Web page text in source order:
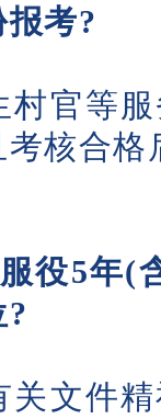
考?
等服
考核合
役5年(
件精